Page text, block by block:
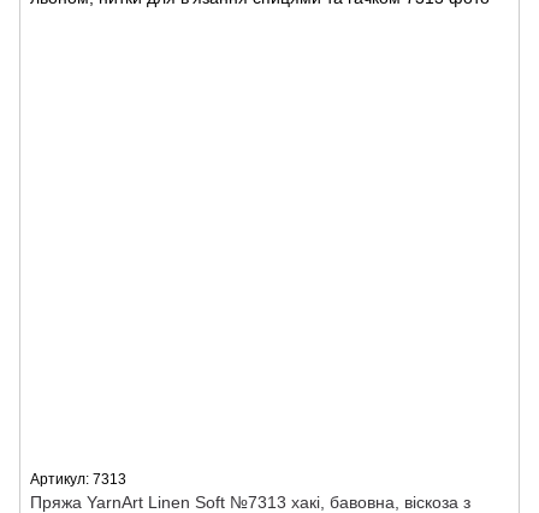
Артикул: 7313
Пряжа YarnArt Linen Soft №7313 хакі, бавовна, віскоза з